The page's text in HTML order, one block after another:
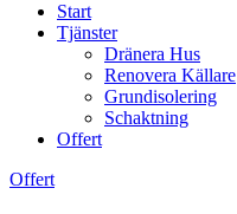
Start
Tjänster
Dränera Hus
Renovera Källare
Grundisolering
Schaktning
Offert
Offert